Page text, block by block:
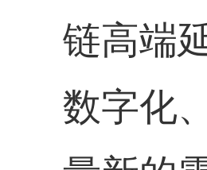
链高端
数字化